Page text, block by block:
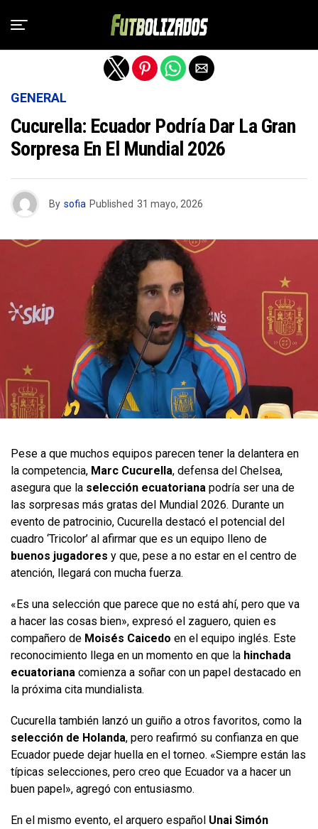
GENERAL
Cucurella: Ecuador Podría Dar La Gran
Sorpresa En El Mundial 2026
By sofia Published 31 mayo, 2026
Pese a que muchos equipos parecen tener la delantera en
la competencia, Marc Cucurella, defensa del Chelsea,
asegura que la selección ecuatoriana podría ser una de
las sorpresas más gratas del Mundial 2026. Durante un
evento de patrocinio, Cucurella destacó el potencial del
cuadro ‘Tricolor’ al afirmar que es un equipo lleno de
buenos jugadores y que, pese a no estar en el centro de
atención, llegará con mucha fuerza.
«Es una selección que parece que no está ahí, pero que va
a hacer las cosas bien», expresó el zaguero, quien es
compañero de Moisés Caicedo en el equipo inglés. Este
reconocimiento llega en un momento en que la hinchada
ecuatoriana comienza a soñar con un papel destacado en
la próxima cita mundialista.
Cucurella también lanzó un guiño a otros favoritos, como la
selección de Holanda, pero reafirmó su confianza en que
Ecuador puede dejar huella en el torneo. «Siempre están las
típicas selecciones, pero creo que Ecuador va a hacer un
buen papel», agregó con entusiasmo.
En el mismo evento, el arquero español Unai Simón
Salir de la versión móvil